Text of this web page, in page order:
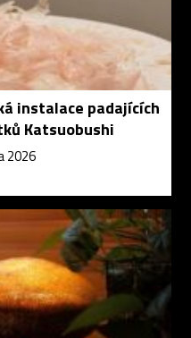
instalace padajících
Katsuobushi
2026